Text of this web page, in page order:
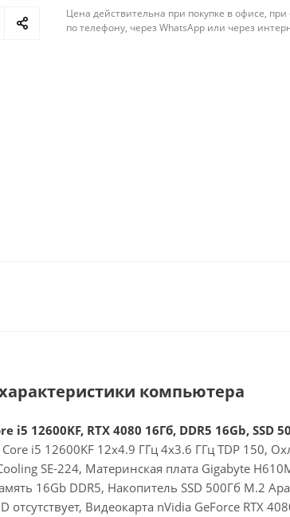
Цена действительна при покупке в офисе,
по телефону, через WhatsApp или через
компьютера
i5 12600KF, RTX 4080 16Гб, DDR5 16Gb, SSD
i5 12600KF 12x4.9 ГГц 4x3.6 ГГц TDP 150,
SE-224, Материнская плата Gigabyte
16Gb DDR5, Накопитель SSD 500Гб M.2
отсутствует, Видеокарта nVidia GeForce RTX